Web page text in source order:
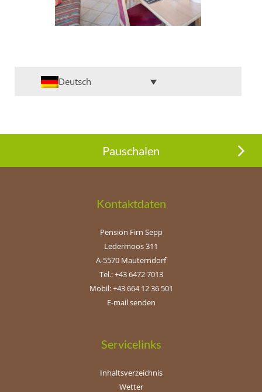
Deutsch
Pauschalen
Kontaktdaten
Pension Firn Sepp
Ledermoos 311
A-5570 Mauterndorf
Tel.: +43 6472 7013
Mobil: +43 664 12 36 501
E-mail senden
Servicelinks
Inhaltsverzeichnis
Wetter